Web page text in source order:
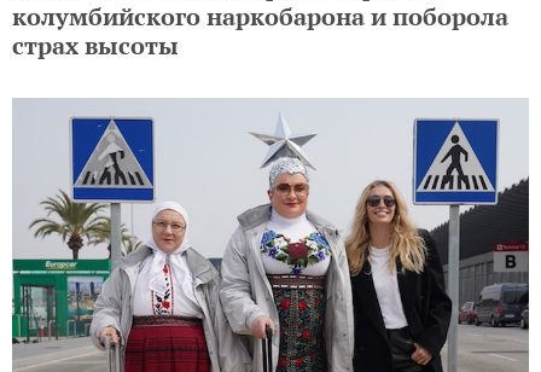
колумбийского наркобарона и поборола
страх высоты